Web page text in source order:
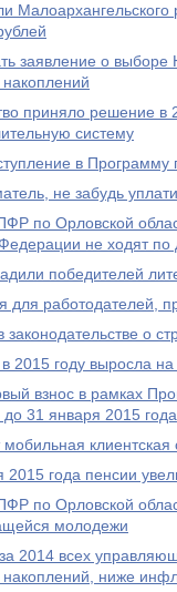
заявление о
приняло решение в
систему
в Программу
не забудь
по Орловской
не ходят
победителей
работодателей,
о
году выросла на
взнос в рамках
31 января 2015 года
мобильная
года пенсии
по Орловской
молодежи
2014 всех
ниже